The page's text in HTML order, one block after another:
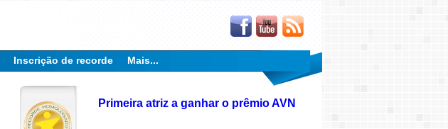
Inscrição de recorde Mais...
Primeira atriz a ganhar o prêmio AVN